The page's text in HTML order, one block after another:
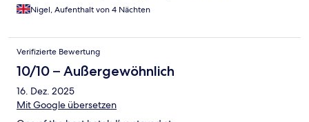
Nigel, Aufenthalt von 4 Nächten
Verifizierte Bewertung
10/10 – Außergewöhnlich
16. Dez. 2025
Mit Google übersetzen